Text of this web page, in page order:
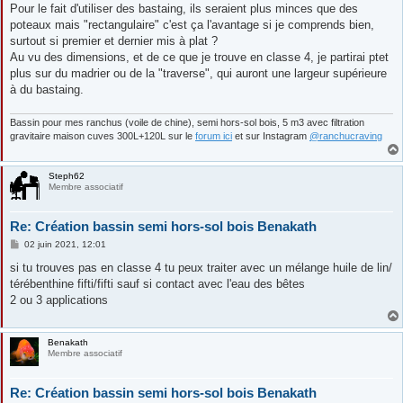
Pour le fait d'utiliser des bastaing, ils seraient plus minces que des
poteaux mais "rectangulaire" c'est ça l'avantage si je comprends bien,
surtout si premier et dernier mis à plat ?
Au vu des dimensions, et de ce que je trouve en classe 4, je partirai ptet
plus sur du madrier ou de la "traverse", qui auront une largeur supérieure
à du bastaing.
Bassin pour mes ranchus (voile de chine), semi hors-sol bois, 5 m3 avec filtration
gravitaire maison cuves 300L+120L sur le forum ici et sur Instagram @ranchucraving
Steph62
Membre associatif
Re: Création bassin semi hors-sol bois Benakath
M
s
a
g
02 juin 2021, 12:01
si tu trouves pas en classe 4 tu peux traiter avec un mélange huile de lin/
térébenthine fifti/fifti sauf si contact avec l'eau des bêtes
2 ou 3 applications
Benakath
Membre associatif
Re: Création bassin semi hors-sol bois Benakath